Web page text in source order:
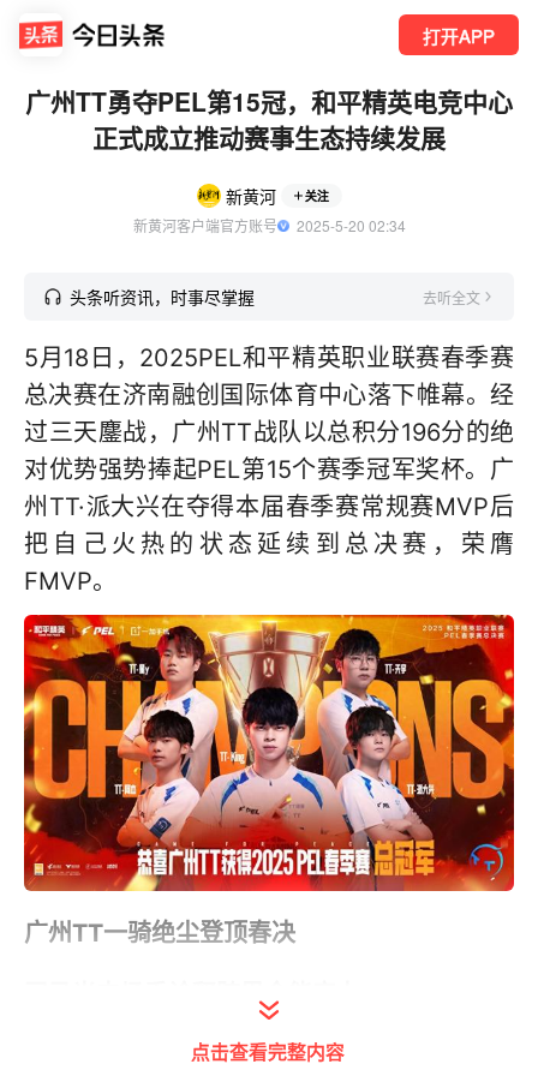
打开APP
广州TT勇夺PEL第15冠，和平精英电竞中心
正式成立推动赛事生态持续发展
新黄河 关注
新黄河客户端官方账号
  2025-5-20 02:34
头条听资讯，时事尽掌握 去听全文
5月18日，2025PEL和平精英职业联赛春季赛
总决赛在济南融创国际体育中心落下帷幕。经
过三天鏖战，广州TT战队以总积分196分的绝
对优势强势捧起PEL第15个赛季冠军奖杯。广
州TT·派大兴在夺得本届春季赛常规赛MVP后
把自己火热的状态延续到总决赛，荣膺
FMVP。
广州TT一骑绝尘登顶春决
司马光中场秀诠释跨界全能实力
作为临时席位合作伙伴招募计划实施后的首个
点击查看完整内容